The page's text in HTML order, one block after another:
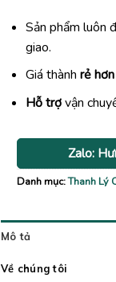
Sản phẩm luôn
giao.
Giá thành rẻ
Hỗ trợvận
Zalo:
Danh mục:Thanh Lý
Mô tả
Về chúng tôi